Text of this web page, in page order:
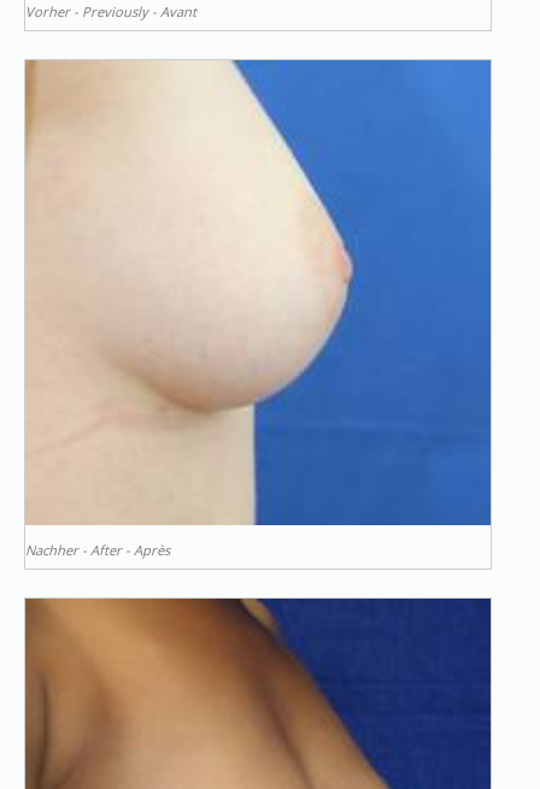
Vorher - Previously - Avant
Nachher - After - Après